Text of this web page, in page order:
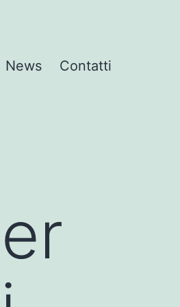
News Contatti